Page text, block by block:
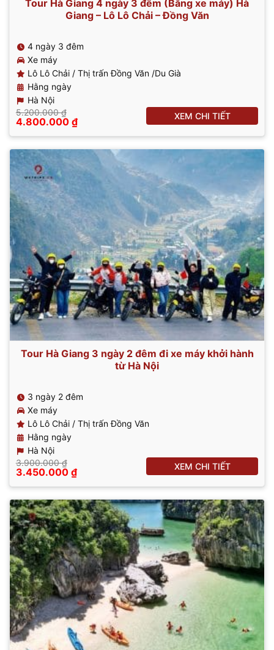
Tour Hà Giang 4 ngày 3 đêm (Bằng xe máy) Hà
Giang – Lô Lô Chải – Đồng Văn
4 ngày 3 đêm
Xe máy
Lô Lô Chải / Thị trấn Đồng Văn /Du Già
Hằng ngày
Hà Nội
5.200.000₫
Giá
là:
5.200.000 ₫.
4.800.000 ₫Giá
hiện
tại
là:
4.800.000 ₫.
XEM CHI TIẾT
Tour Hà Giang 3 ngày 2 đêm đi xe máy khởi hành
từ Hà Nội
3 ngày 2 đêm
Xe máy
Lô Lô Chải / Thị trấn Đồng Văn
Hằng ngày
Hà Nội
3.900.000₫
Giá
là:
3.900.000 ₫.
3.450.000 ₫Giá
hiện
tại
là:
3.450.000 ₫.
XEM CHI TIẾT